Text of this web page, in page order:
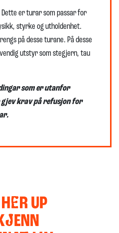
Dette er turar som passar for
styrke og utholdenhet.
på desse turane. På desse
utstyr som stegjern, tau
som er utanfor
krav på refusjon for